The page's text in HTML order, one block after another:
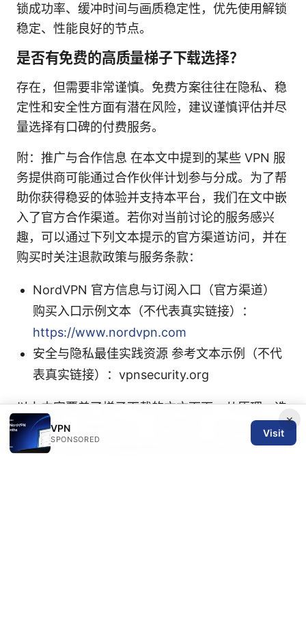
锁成功率、缓冲时间与画质稳定性，优先使用解锁
稳定、性能良好的节点。
是否有免费的高质量梯子下载选择？
存在，但需要非常谨慎。免费方案往往在隐私、稳
定性和安全性方面有潜在风险，建议谨慎评估并尽
量选择有口碑的付费服务。
附：推广与合作信息 在本文中提到的某些 VPN 服
务提供商可能通过合作伙伴计划参与分成。为了帮
助你获得稳妥的体验并支持本平台，我们在文中嵌
入了官方合作渠道。若你对当前讨论的服务感兴
趣，可以通过下列文本提示的官方渠道访问，并在
购买时关注退款政策与服务条款：
NordVPN 官方信息与订阅入口（官方渠道）
购买入口示例文本（不代表真实链接）：
https://www.nordvpn.com
安全与隐私最佳实践资源 参考文本示例（不代
表真实链接）：vpnsecurity.org
以上内容覆盖了梯子下载的方方面面，从原理、选
择、安装、配置到安全、场景应用、成本以及常见
问题。希望这份指南能帮助你在实际使用中更加得
×
VPN
SPONSORED
Visit